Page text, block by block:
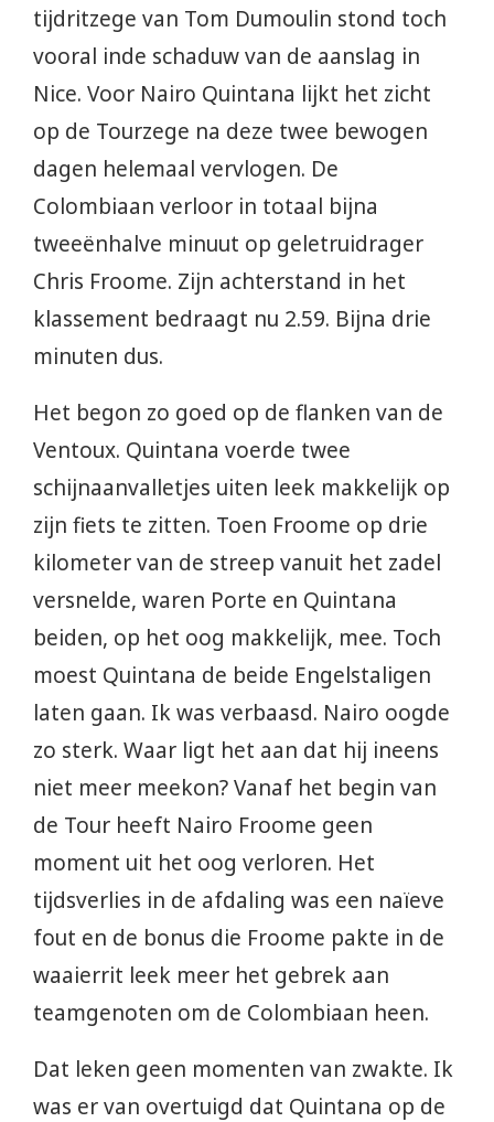
tijdritzege van Tom Dumoulin stond toch
vooral inde schaduw van de aanslag in
Nice. Voor Nairo Quintana lijkt het zicht
op de Tourzege na deze twee bewogen
dagen helemaal vervlogen. De
Colombiaan verloor in totaal bijna
tweeënhalve minuut op geletruidrager
Chris Froome. Zijn achterstand in het
klassement bedraagt nu 2.59. Bijna drie
minuten dus.
Het begon zo goed op de flanken van de
Ventoux. Quintana voerde twee
schijnaanvalletjes uiten leek makkelijk op
zijn fiets te zitten. Toen Froome op drie
kilometer van de streep vanuit het zadel
versnelde, waren Porte en Quintana
beiden, op het oog makkelijk, mee. Toch
moest Quintana de beide Engelstaligen
laten gaan. Ik was verbaasd. Nairo oogde
zo sterk. Waar ligt het aan dat hij ineens
niet meer meekon? Vanaf het begin van
de Tour heeft Nairo Froome geen
moment uit het oog verloren. Het
tijdsverlies in de afdaling was een naïeve
fout en de bonus die Froome pakte in de
waaierrit leek meer het gebrek aan
teamgenoten om de Colombiaan heen.
Dat leken geen momenten van zwakte. Ik
was er van overtuigd dat Quintana op de